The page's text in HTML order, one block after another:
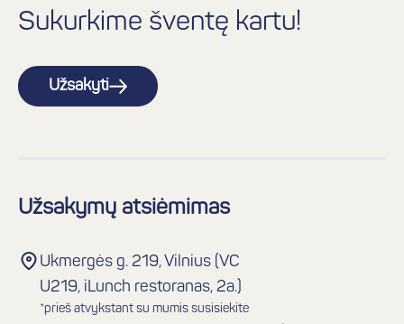
Sukurkime šventę kartu!
Užsakyti
Užsakymų atsiėmimas
Ukmergės g. 219, Vilnius (VC
U219, iLunch restoranas, 2a.)
*prieš atvykstant su mumis susisiekite